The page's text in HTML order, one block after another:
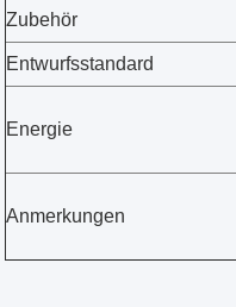
Zubehör
Entwurfsstandard
Energie
Anmerkungen